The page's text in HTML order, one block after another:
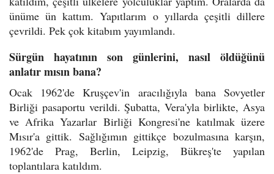
ünüme ün kattım. Yapıtlarım o yıllarda çeşitli dillere
çevrildi. Pek çok kitabım yayımlandı.
Sürgün hayatının son günlerini, nasıl öldüğünü
anlatır mısın bana?
Ocak 1962'de Kruşçev'in aracılığıyla bana Sovyetler
Birliği pasaportu verildi. Şubatta, Vera'yla birlikte, Asya
ve Afrika Yazarlar Birliği Kongresi'ne katılmak üzere
Mısır'a gittik. Sağlığımın gittikçe bozulmasına karşın,
1962'de Prag, Berlin, Leipzig, Bükreş'te yapılan
toplantılara katıldım.